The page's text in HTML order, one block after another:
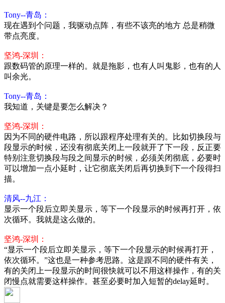
Tony--青岛：
现在遇到个问题，我驱动点阵，有些不该亮的地方 总是稍微
带点亮度。
坚鸿-深圳：
跟数码管的原理一样的。就是拖影，也有人叫鬼影，也有的人
叫余光。
Tony--青岛：
我知道，关键是要怎么解决？
坚鸿-深圳：
因为不同的硬件电路，所以跟程序处理有关的。比如切换段与
段显示的时候，还没有彻底关闭上一段就开了下一段，反正要
特别注意切换段与段之间显示的时候，必须关闭彻底，必要时
可以增加一点小延时，让它彻底关闭后再切换到下一个段得扫
描。
清风--九江：
显示一个段后立即关显示，等下一个段显示的时候再打开，依
次循环。我就是这么做的。
坚鸿-深圳：
“显示一个段后立即关显示，等下一个段显示的时候再打开，
依次循环。”这也是一种参考思路。这是跟不同的硬件有关，
有的关闭上一段显示的时间很快就可以不用这样操作，有的关
闭慢点就需要这样操作。甚至必要时加入短暂的delay延时。